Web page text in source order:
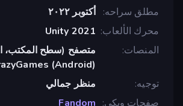
مطلق سراحه
أكتوبر ٢٠٢٢
محرك الألعاب Unity 2021
المنصات
متصفح (سطح المكتب،
(Android)
توجيه
منظر جمالي
صفحات ويكي
Fandom